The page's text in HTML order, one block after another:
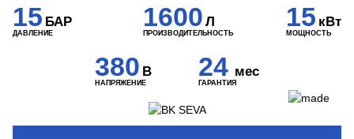
15 БАР
ДАВЛЕНИЕ
1600 Л
ПРОИЗВОДИТЕЛЬНОСТЬ
15 кВт
МОЩНОСТЬ
380 В
НАПРЯЖЕНИЕ
24 мес
ГАРАНТИЯ